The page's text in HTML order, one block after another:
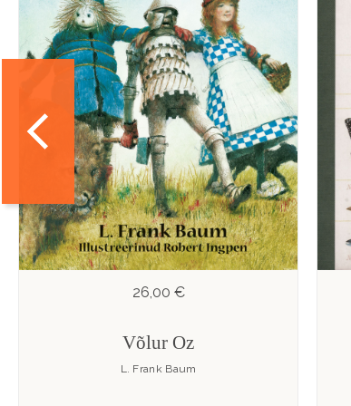
26,00 €
Võlur Oz
L. Frank Baum